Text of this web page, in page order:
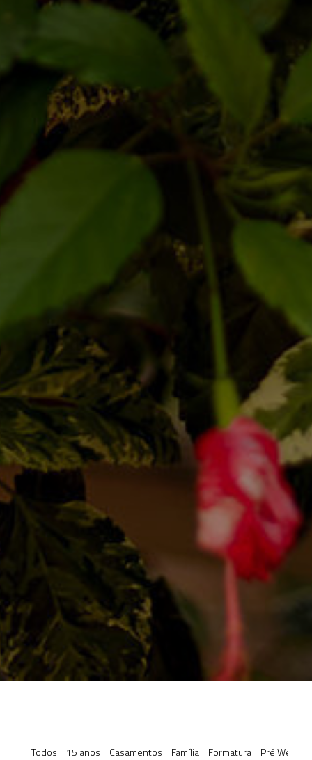
Todos 15 anos Casamentos Família Formatura Pré